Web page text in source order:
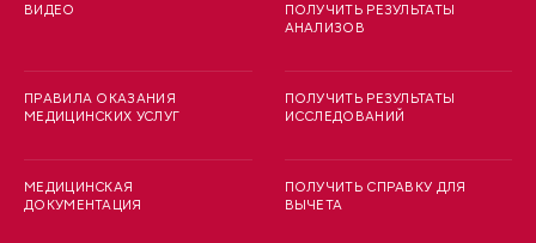
ВИДЕО
ПРАВИЛА ОКАЗАНИЯ
МЕДИЦИНСКИХ УСЛУГ
МЕДИЦИНСКАЯ
ДОКУМЕНТАЦИЯ
ПОЛУЧИТЬ РЕЗУЛЬТАТЫ
АНАЛИЗОВ
ПОЛУЧИТЬ РЕЗУЛЬТАТЫ
ИССЛЕДОВАНИЙ
ПОЛУЧИТЬ СПРАВКУ ДЛЯ
ВЫЧЕТА